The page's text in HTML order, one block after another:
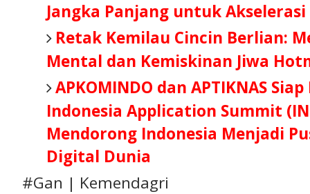
Jangka Panjang untuk Akselerasi
Retak Kemilau Cincin Berlian:
Mental dan Kemiskinan Jiwa
APKOMINDO dan APTIKNAS
Indonesia Application Summit
Mendorong Indonesia Menjadi
Digital Dunia
#Gan | Kemendagri